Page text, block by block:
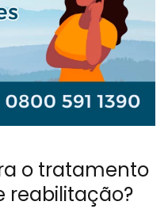
o tratamento
reabilitação?